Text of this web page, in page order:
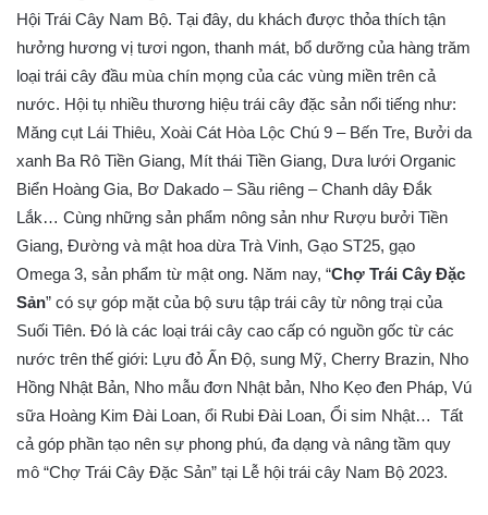
Hội Trái Cây Nam Bộ. Tại đây, du khách được thỏa thích tận
hưởng hương vị tươi ngon, thanh mát, bổ dưỡng của hàng trăm
loại trái cây đầu mùa chín mọng của các vùng miền trên cả
nước. Hội tụ nhiều thương hiệu trái cây đặc sản nổi tiếng như:
Măng cụt Lái Thiêu, Xoài Cát Hòa Lộc Chú 9 – Bến Tre, Bưởi da
xanh Ba Rô Tiền Giang, Mít thái Tiền Giang, Dưa lưới Organic
Biển Hoàng Gia, Bơ Dakado – Sầu riêng – Chanh dây Đắk
Lắk… Cùng những sản phẩm nông sản như Rượu bưởi Tiền
Giang, Đường và mật hoa dừa Trà Vinh, Gạo ST25, gạo
Omega 3, sản phẩm từ mật ong. Năm nay, “Chợ Trái Cây Đặc
Sản” có sự góp mặt của bộ sưu tập trái cây từ nông trại của
Suối Tiên. Đó là các loại trái cây cao cấp có nguồn gốc từ các
nước trên thế giới: Lựu đỏ Ấn Độ, sung Mỹ, Cherry Brazin, Nho
Hồng Nhật Bản, Nho mẫu đơn Nhật bản, Nho Kẹo đen Pháp, Vú
sữa Hoàng Kim Đài Loan, ổi Rubi Đài Loan, Ổi sim Nhật… Tất
cả góp phần tạo nên sự phong phú, đa dạng và nâng tầm quy
mô “Chợ Trái Cây Đặc Sản” tại Lễ hội trái cây Nam Bộ 2023.